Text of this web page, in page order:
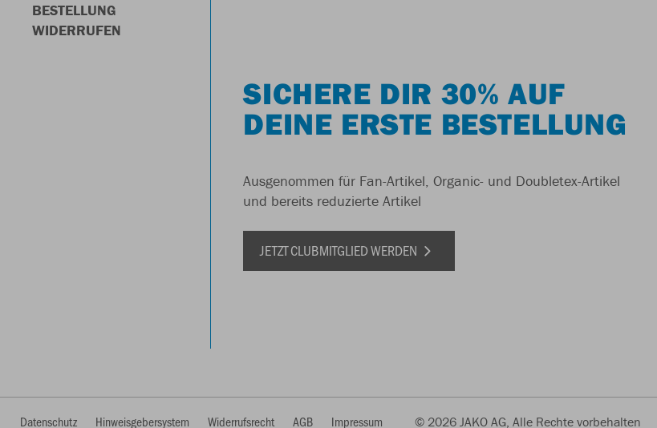
BESTELLUNG
WIDERRUFEN
SICHERE DIR 30% AUF
DEINE ERSTE BESTELLUNG
Ausgenommen für Fan-Artikel, Organic- und Doubletex-Artikel
und bereits reduzierte Artikel
JETZT CLUBMITGLIED WERDEN
Datenschutz Hinweisgebersystem Widerrufsrecht AGB Impressum © 2026 JAKO AG, Alle Rechte vorbehalten